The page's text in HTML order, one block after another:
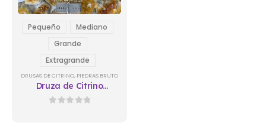
Pequeño
Mediano
Grande
Extragrande
DRUSAS DE CITRINO, PIEDRAS BRUTO
Druza de Citrino
Reconstituida 2